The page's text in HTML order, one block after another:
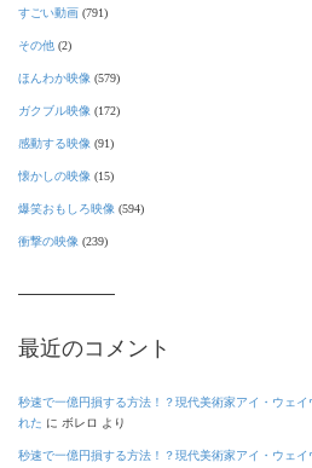
すごい動画 (791)
その他 (2)
ほんわか映像 (579)
ガクブル映像 (172)
感動する映像 (91)
懐かしの映像 (15)
爆笑おもしろ映像 (594)
衝撃の映像 (239)
最近のコメント
秒速で一億円損する方法！？現代美術家アイ・ウェ
れた に ボレロ より
秒速で一億円損する方法！？現代美術家アイ・ウェ